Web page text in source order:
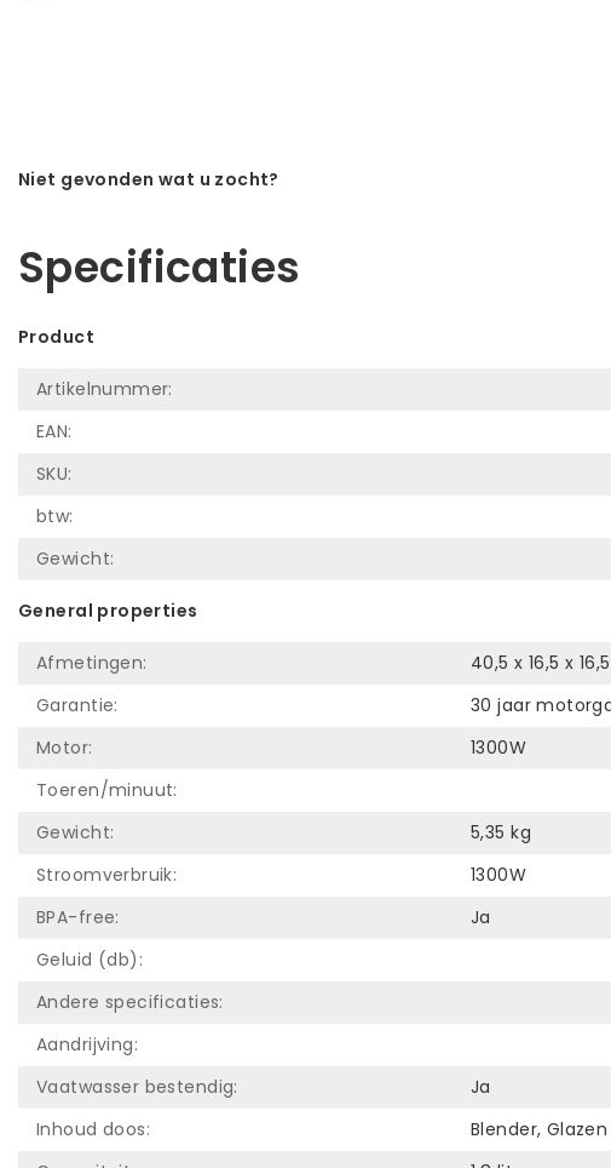
Niet gevonden wat u zocht?
Specificaties
Product
Artikelnummer:
EAN:
SKU:
btw:
Gewicht:
General properties
Afmetingen:
40,5 x 16,5 x
Garantie:
30 jaar
Motor:
1300W
Toeren/minuut:
Gewicht:
5,35 kg
Stroomverbruik:
1300W
BPA-free:
Ja
Geluid (db):
Andere specificaties:
Aandrijving:
Vaatwasser bestendig:
Ja
Inhoud doos:
Blender,